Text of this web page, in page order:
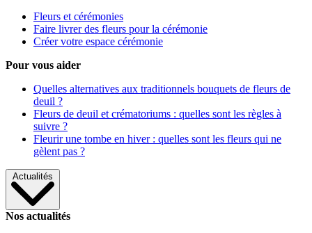
Fleurs et cérémonies
Faire livrer des fleurs pour la cérémonie
Créer votre espace cérémonie
Pour vous aider
Quelles alternatives aux traditionnels bouquets de fleurs de
deuil ?
Fleurs de deuil et crématoriums : quelles sont les règles à
suivre ?
Fleurir une tombe en hiver : quelles sont les fleurs qui ne
gèlent pas ?
Actualités
Nos actualités